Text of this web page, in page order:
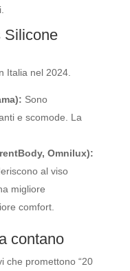
Silicone
Italia nel 2024.
Sono
e scomode. La
Omnilux):
al viso
migliore
comfort.
contano
che promettono “20